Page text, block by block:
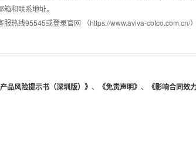
和联系地址。
热线95545或登录官网 （https://www.aviva-cofco.com.cn/
品风险提示书（深圳版）》 、 《免责声明》 、 《影响合同效